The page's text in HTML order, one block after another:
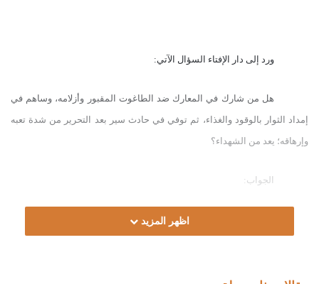
ورد إلى دار الإفتاء السؤال الآتي:
هل من شارك في المعارك ضد الطاغوت المقبور وأزلامه، وساهم في
إمداد الثوار بالوقود والغذاء، ثم توفي في حادث سير بعد التحرير من شدة تعبه
وإرهاقه؛ يعد من الشهداء؟
الجواب:
الحمد لله، والصلاة والسلام على رسول الله، وعلى آله وصحبه ومن ولاه.
اظهر المزيد